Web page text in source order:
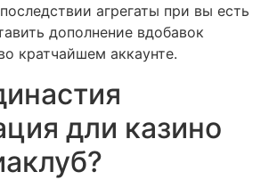
агрегаты при вы есть
дополнение вдобавок
кратчайшем аккаунте.
дли казино